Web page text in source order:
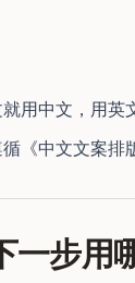
用中文，用英
《中文文案排
一步用